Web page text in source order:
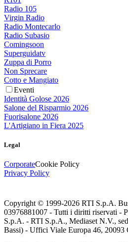
Radio 105
Virgin Radio
Radio Montecarlo
Radio Subasio
Comingsoon
Superguidatv
Zuppa di Porro
Non Sprecare
Cotto e Mangiato
Eventi
Identità Golose 2026
Salone del Risparmio 2026
Fuorisalone 2026
L'Artigiano in Fiera 2025
Legal
CorporateCookie Policy
Privacy Policy
Copyright © 1999-2026 RTI S.p.A.
03976881007 - Tutti i diritti riservati -
S.p.A. - RTI S.p.A., Mediaset N.V.,
Bassi) - Uffici Viale Europa 46, 20093